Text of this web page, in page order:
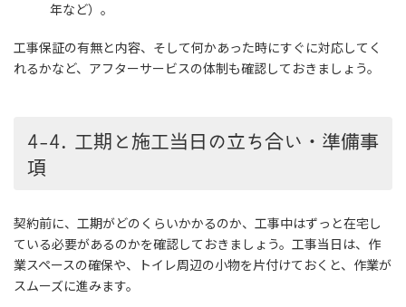
年など）。
工事保証の有無と内容、そして何かあった時にすぐに対応してく
れるかなど、アフターサービスの体制も確認しておきましょう。
4-4. 工期と施工当日の立ち合い・準備事
項
契約前に、工期がどのくらいかかるのか、工事中はずっと在宅し
ている必要があるのかを確認しておきましょう。工事当日は、作
業スペースの確保や、トイレ周辺の小物を片付けておくと、作業が
スムーズに進みます。